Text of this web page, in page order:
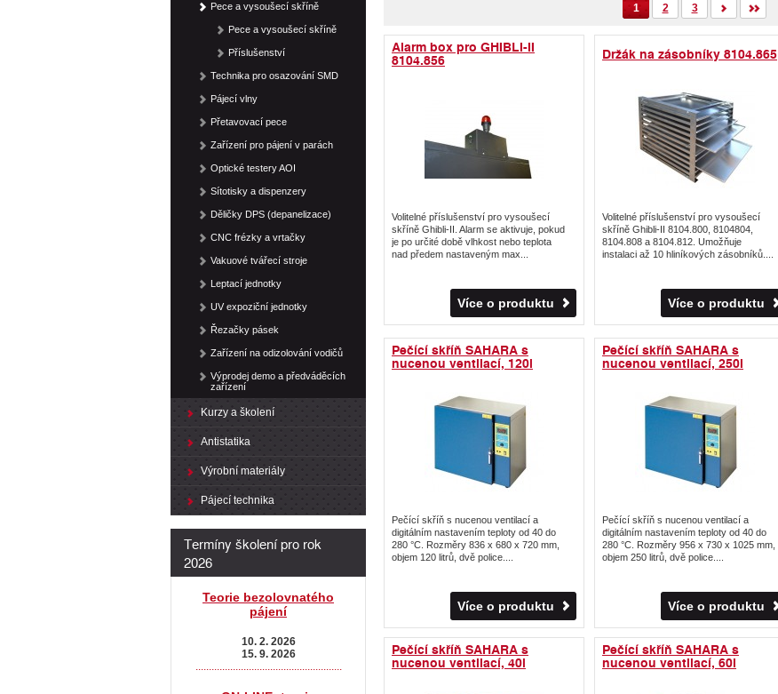
1 2 3
Alarm box pro GHIBLI-II
8104.856
Volitelné příslušenství pro vysoušecí
skříně Ghibli-II. Alarm se aktivuje, pokud
je po určité době vlhkost nebo teplota
nad předem nastaveným max...
Více o produktu
Držák na zásobníky 8104.865
Volitelné příslušenství pro vysoušecí
skříně Ghibli-II 8104.800, 8104804,
8104.808 a 8104.812. Umožňuje
instalaci až 10 hliníkových zásobníků....
Více o produktu
Pečící skříň SAHARA s
nucenou ventilací, 120l
Pečící skříň s nucenou ventilací a
digitálním nastavením teploty od 40 do
280 °C. Rozměry 836 x 680 x 720 mm,
objem 120 litrů, dvě police....
Více o produktu
Pečící skříň SAHARA s
nucenou ventilací, 250l
Pečící skříň s nucenou ventilací a
digitálním nastavením teploty od 40 do
280 °C. Rozměry 956 x 730 x 1025 mm,
objem 250 litrů, dvě police....
Více o produktu
Pečící skříň SAHARA s
nucenou ventilací, 40l
Pečící skříň SAHARA s
nucenou ventilací, 60l
Pece a vysoušecí skříně
Pece a vysoušecí skříně
Příslušenství
Technika pro osazování SMD
Pájecí vlny
Přetavovací pece
Zařízení pro pájení v parách
Optické testery AOI
Sítotisky a dispenzery
Děličky DPS (depanelizace)
CNC frézky a vrtačky
Vakuové tvářecí stroje
Leptací jednotky
UV expoziční jednotky
Řezačky pásek
Zařízení na odizolování vodičů
Výprodej demo a předváděcích
zařízení
Kurzy a školení
Antistatika
Výrobní materiály
Pájecí technika
Termíny školení pro rok
2026
Teorie bezolovnatého
pájení
10. 2. 2026
15. 9. 2026
.......................................................